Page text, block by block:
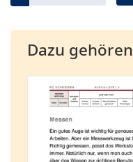
Dazu gehören